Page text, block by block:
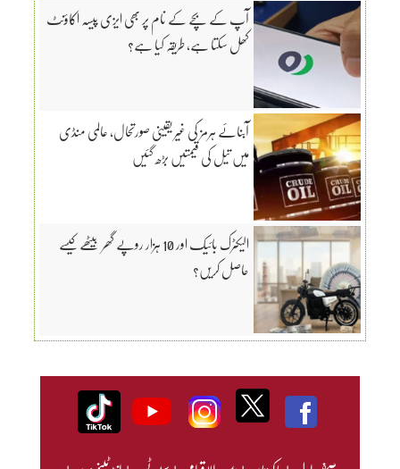
آپ کے بچے کے نام پر بھی ایزی پیسہ اکاؤنٹ
کھل سکتا ہے، طریقہ کیا ہے؟
آبنائے ہرمز کی غیر یقینی صورتحال، عالمی منڈی
میں تیل کی قیمتیں بڑھ گئیں
الیکٹرک بائیک اور 10 ہزار روپے گھر بیٹھے کیسے
حاصل کریں؟